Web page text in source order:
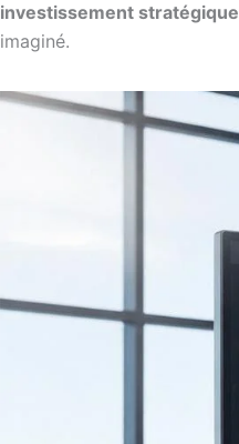
investissement stratégique
imaginé.